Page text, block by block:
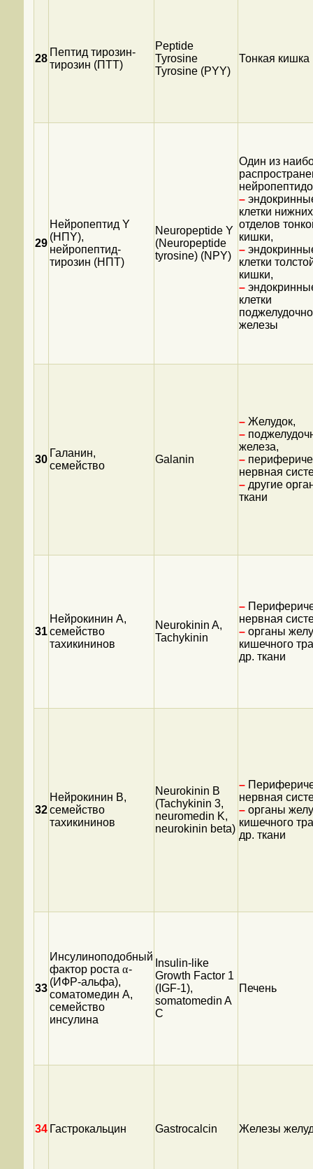
28
Пептид тирозин-
тирозин (ПТТ)
Peptide
Tyrosine
Tyrosine (PYY)
Тонкая кишка
29
Нейропептид Y
(НПY),
нейропептид-
тирозин (НПТ)
Neuropeptide Y
(Neuropeptide
tyrosine) (NPY)
Один из
–
клетки нижних
отделов
кишки,
–
клетки
кишки,
–
клетки
железы
30
Галанин,
семейство
Galanin
– Желудок,
–
железа,
–
нервная
– другие
ткани
31
Нейрокинин А,
семейство
тахикининов
Neurokinin A,
Tachykinin
–
нервная
– органы
кишечного
др. ткани
32
Нейрокинин В,
семейство
тахикининов
Neurokinin В
(Tachykinin 3,
neuromedin K,
neurokinin beta)
–
нервная
– органы
кишечного
др. ткани
33
Инсулиноподобный
фактор роста α-
(ИФР-альфа),
соматомедин А,
семейство
инсулина
Insulin-like
Growth Factor 1
(IGF-1),
somatomedin A
C
Печень
34 Гастрокальцин Gastrocalcin Железы